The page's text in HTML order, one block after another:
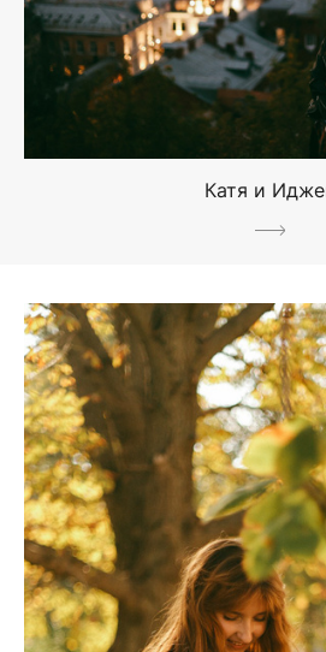
Катя и